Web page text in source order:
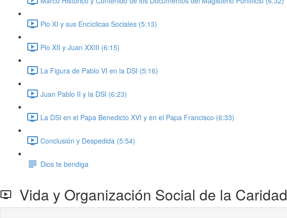
Pio XI y sus Encíclicas Sociales (5:13)
Pio XII y Juan XXIII (6:15)
La Figura de Pablo VI en la DSI (5:16)
Juan Pablo II y la DSI (6:23)
La DSI en el Papa Benedicto XVI y en el Papa Francisco (6:33)
Conclusión y Despedida (5:54)
Dios te bendiga
Vida y Organización Social de la Caridad